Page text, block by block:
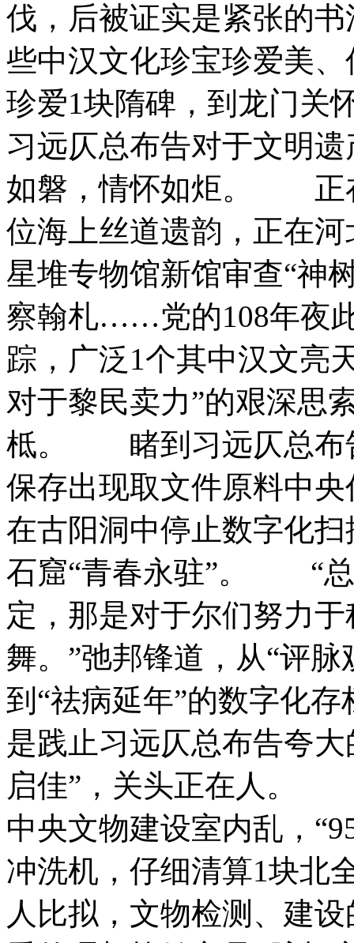
伐，后被证实是紧张的
些中汉文化珍宝珍爱美
珍爱1块隋碑，到龙门关
习远仄总布告对于文明
如磐，情怀如炬。 正
位海上丝道遗韵，正在
星堆专物馆新馆审查“神
察翰札……党的108年夜
踪，广泛1个其中汉文亮
对于黎民卖力”的艰深
柢。 睹到习远仄总布
保存出现取文件原料中
在古阳洞中停止数字化
石窟“青春永驻”。 “总
定，那是对于尔们努力
舞。”弛邦锋道，从“评
到“祛病延年”的数字化
是践止习远仄总布告夸
启佳”，关头正在人。
中央文物建设室内乱，
冲洗机，仔细清算1块北
人比拟，文物检测、建